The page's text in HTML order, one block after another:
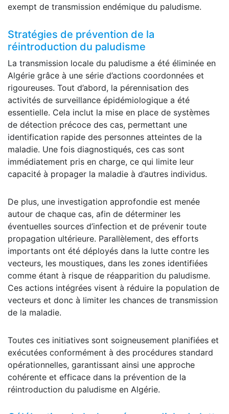
exempt de transmission endémique du paludisme.
Stratégies de prévention de la
réintroduction du paludisme
La transmission locale du paludisme a été éliminée en
Algérie grâce à une série d’actions coordonnées et
rigoureuses. Tout d’abord, la pérennisation des
activités de surveillance épidémiologique a été
essentielle. Cela inclut la mise en place de systèmes
de détection précoce des cas, permettant une
identification rapide des personnes atteintes de la
maladie. Une fois diagnostiqués, ces cas sont
immédiatement pris en charge, ce qui limite leur
capacité à propager la maladie à d’autres individus.
De plus, une investigation approfondie est menée
autour de chaque cas, afin de déterminer les
éventuelles sources d’infection et de prévenir toute
propagation ultérieure. Parallèlement, des efforts
importants ont été déployés dans la lutte contre les
vecteurs, les moustiques, dans les zones identifiées
comme étant à risque de réapparition du paludisme.
Ces actions intégrées visent à réduire la population de
vecteurs et donc à limiter les chances de transmission
de la maladie.
Toutes ces initiatives sont soigneusement planifiées et
exécutées conformément à des procédures standard
opérationnelles, garantissant ainsi une approche
cohérente et efficace dans la prévention de la
réintroduction du paludisme en Algérie.